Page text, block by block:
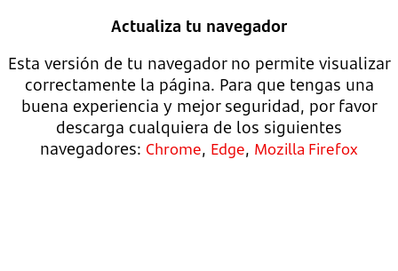
Actualiza tu navegador
Esta versión de tu navegador no permite visualizar
correctamente la página. Para que tengas una
buena experiencia y mejor seguridad, por favor
descarga cualquiera de los siguientes
navegadores: Chrome, Edge, Mozilla Firefox